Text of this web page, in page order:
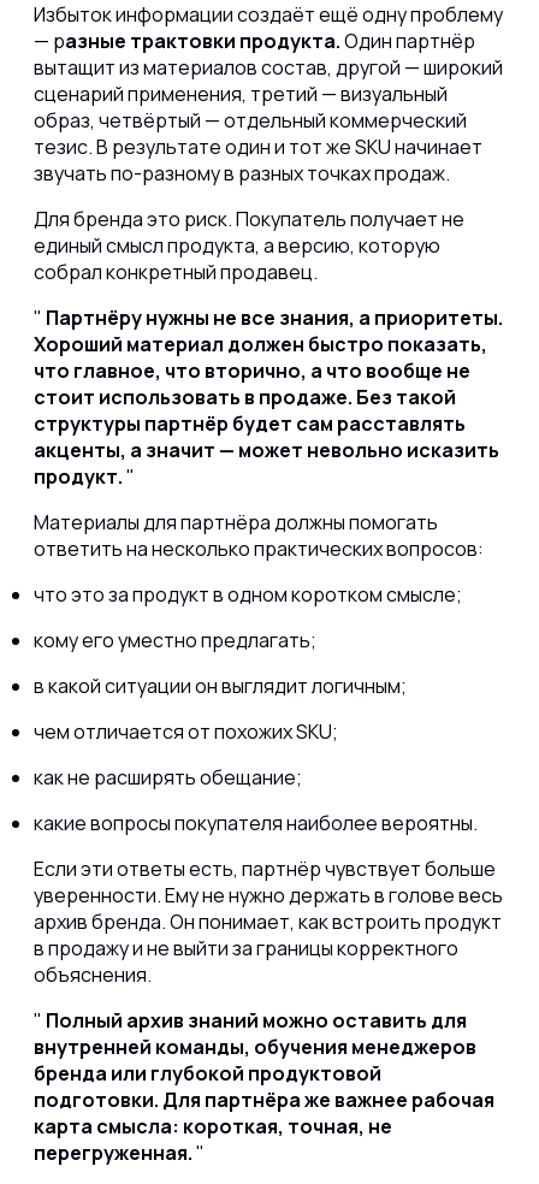
Избыток информации создаёт ещё одну проблему
— разные трактовки продукта.Один партнёр
вытащит из материалов состав, другой — широкий
сценарий применения, третий — визуальный
образ, четвёртый — отдельный коммерческий
тезис. В результате один и тот же SKU начинает
звучать по-разному в разных точках продаж.
Для бренда это риск. Покупатель получает не
единый смысл продукта, а версию, которую
собрал конкретный продавец.
Партнёру нужны не все знания, а приоритеты.
Хороший материал должен быстро показать,
что главное, что вторично, а что вообще не
стоит использовать в продаже. Без такой
структуры партнёр будет сам расставлять
акценты, а значит — может невольно исказить
продукт.
Материалы для партнёра должны помогать
ответить на несколько практических вопросов:
что это за продукт в одном коротком смысле;
кому его уместно предлагать;
в какой ситуации он выглядит логичным;
чем отличается от похожих SKU;
как не расширять обещание;
какие вопросы покупателя наиболее вероятны.
Если эти ответы есть, партнёр чувствует больше
уверенности. Ему не нужно держать в голове весь
архив бренда. Он понимает, как встроить продукт
в продажу и не выйти за границы корректного
объяснения.
Полный архив знаний можно оставить для
внутренней команды, обучения менеджеров
бренда или глубокой продуктовой
подготовки. Для партнёра же важнее рабочая
карта смысла: короткая, точная, не
перегруженная.